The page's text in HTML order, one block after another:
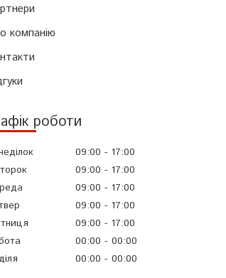
компанію
роботи
09:00
17:00
09:00
17:00
09:00
17:00
09:00
17:00
09:00
17:00
00:00
00:00
00:00 00:00